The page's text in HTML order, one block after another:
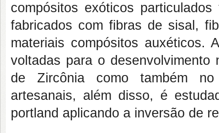
compósitos exóticos
fabricados com fibras de sisal,
materiais compósitos auxéticos.
voltadas para o
de Zircônia como também no
artesanais, além disso, é
portland aplicando a inversão de